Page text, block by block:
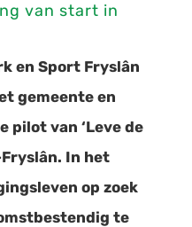
van start in
en Sport Fryslân
gemeente en
pilot van ‘Leve de
In het
op zoek
te